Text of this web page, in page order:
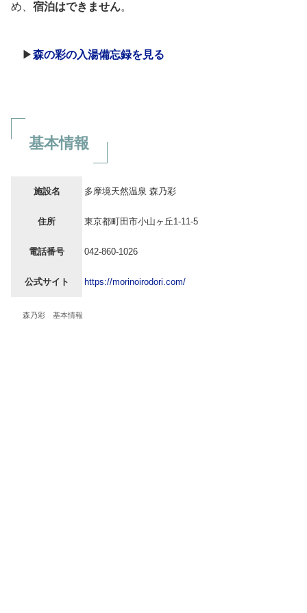
め、 宿泊はできません。
▶森の彩の入湯備忘録を見る
基本情報
施設名 多摩境天然温泉 森乃彩
住所 東京都町田市小山ヶ丘1-11-5
電話番号 042-860-1026
公式サイト https://morinoirodori.com/
森乃彩 基本情報